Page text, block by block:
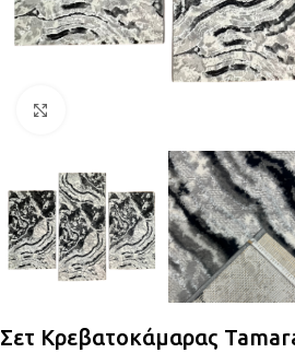
Σετ Κρεβατοκάμαρας